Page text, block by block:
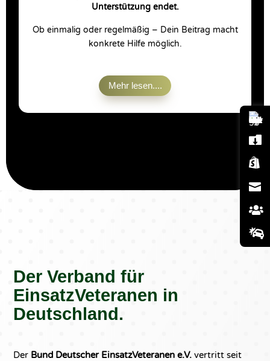
Unterstützung endet.
Ob einmalig oder regelmäßig – Dein Beitrag macht
konkrete Hilfe möglich.
Mehr lesen....
Der Verband für
EinsatzVeteranen in
Deutschland.
Der Bund Deutscher EinsatzVeteranen e.V. vertritt seit




